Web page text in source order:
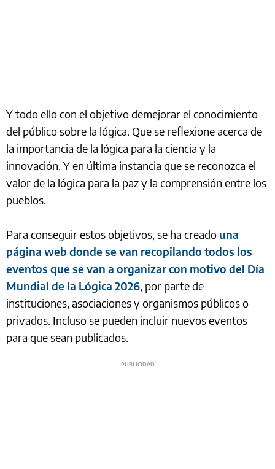
Y todo ello con el objetivo demejorar el conocimiento
del público sobre la lógica. Que se reflexione acerca de
la importancia de la lógica para la ciencia y la
innovación. Y en última instancia que se reconozca el
valor de la lógica para la paz y la comprensión entre los
pueblos.
Para conseguir estos objetivos, se ha creado una
página web donde se van recopilando todos los
eventos que se van a organizar con motivo del Día
Mundial de la Lógica 2026, por parte de
instituciones, asociaciones y organismos públicos o
privados. Incluso se pueden incluir nuevos eventos
para que sean publicados.